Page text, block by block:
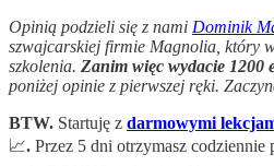
Opinią podzieli się z nami Dominik
szwajcarskiej firmie Magnolia, który
szkolenia. Zanim więc wydacie 1200
poniżej opinie z pierwszej ręki.
BTW. Startuję z darmowymi
📈. Przez 5 dni otrzymasz